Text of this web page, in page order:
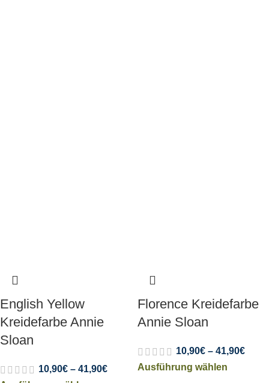
English Yellow
Kreidefarbe Annie
Sloan
10,90€ – 41,90€
Florence Kreidefarbe
Annie Sloan
10,90€ – 41,90€
Ausführung wählen